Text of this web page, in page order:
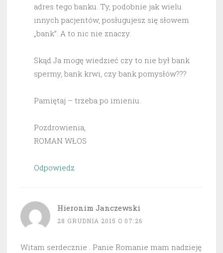
adres tego banku. Ty, podobnie jak wielu
innych pacjentów, posługujesz się słowem
„bank”. A to nic nie znaczy.
Skąd Ja mogę wiedzieć czy to nie był bank
spermy, bank krwi, czy bank pomysłów???
Pamiętaj – trzeba po imieniu.
Pozdrowienia,
ROMAN WŁOS
Odpowiedz
Hieronim Janczewski
28 GRUDNIA 2015 O 07:26
Witam serdecznie . Panie Romanie mam nadzieję